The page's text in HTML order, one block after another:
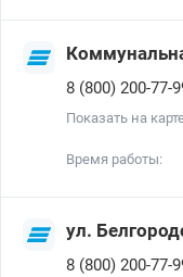
8 (800) 200-77-
Показать на
Время работы:
ул.
8 (800) 200-77-